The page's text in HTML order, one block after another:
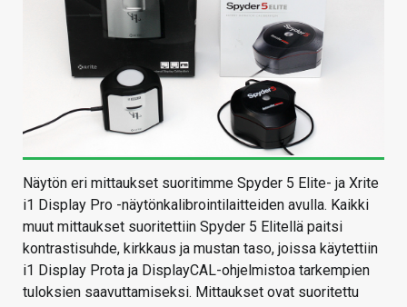
Näytön eri mittaukset suoritimme Spyder 5 Elite- ja Xrite
i1 Display Pro -näytönkalibrointilaitteiden avulla. Kaikki
muut mittaukset suoritettiin Spyder 5 Elitellä paitsi
kontrastisuhde, kirkkaus ja mustan taso, joissa käytettiin
i1 Display Prota ja DisplayCAL-ohjelmistoa tarkempien
tuloksien saavuttamiseksi. Mittaukset ovat suoritettu